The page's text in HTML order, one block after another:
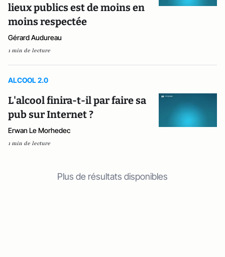
lieux publics est de moins en
moins respectée
Gérard Audureau
1 min de lecture
ALCOOL 2.0
L'alcool finira-t-il par faire sa
pub sur Internet ?
Erwan Le Morhedec
1 min de lecture
Plus de résultats disponibles